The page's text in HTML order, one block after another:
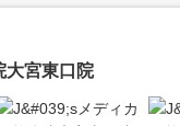
大宮東口院